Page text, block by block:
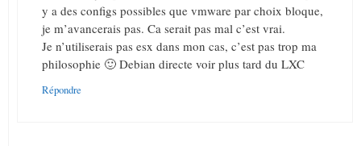
y a des configs possibles que vmware par choix bloque,
je m’avancerais pas. Ca serait pas mal c’est vrai.
Je n’utiliserais pas esx dans mon cas, c’est pas trop ma
philosophie 🙂 Debian directe voir plus tard du LXC
Répondre